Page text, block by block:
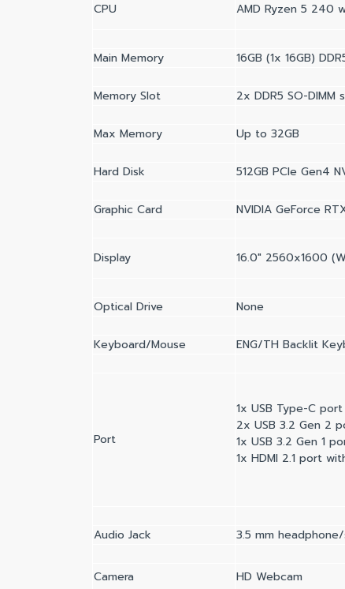
CPU AMD Ryzen 5 240
Main Memory 16GB (1x 16GB)
Memory Slot 2x DDR5 SO-DIMM
Max Memory Up to 32GB
Hard Disk 512GB PCIe Gen4
Graphic Card NVIDIA GeForce
Display 16.0" 2560x1600
Optical Drive None
Keyboard/Mouse ENG/TH Backlit
Port
1x USB Type-C
2x USB 3.2 Gen 2
1x USB 3.2 Gen 1
1x HDMI 2.1 port
Audio Jack 3.5 mm
Camera HD Webcam